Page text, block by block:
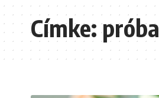
Címke:próba